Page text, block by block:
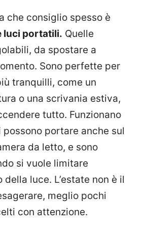
che consiglio spesso è
luci portatili. Quelle
da spostare a
Sono perfette per
tranquilli, come un
o una scrivania estiva,
tutto. Funzionano
portare anche sul
da letto, e sono
si vuole limitare
della luce. L’estate non è il
meglio pochi
con attenzione.